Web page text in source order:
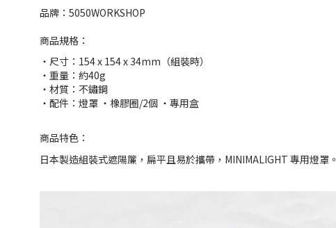
品牌：5050WORKSHOP
商品規格：
・尺寸：154 x 154 x 34mm（組裝時）
・重量：約40g
・材質：不鏽鋼
・配件：燈罩 ・橡膠圈/2個 ・專用盒
商品特色：
日本製造組裝式遮陽簾，扁平且易於攜帶，MINIMALIGHT 專用燈罩。